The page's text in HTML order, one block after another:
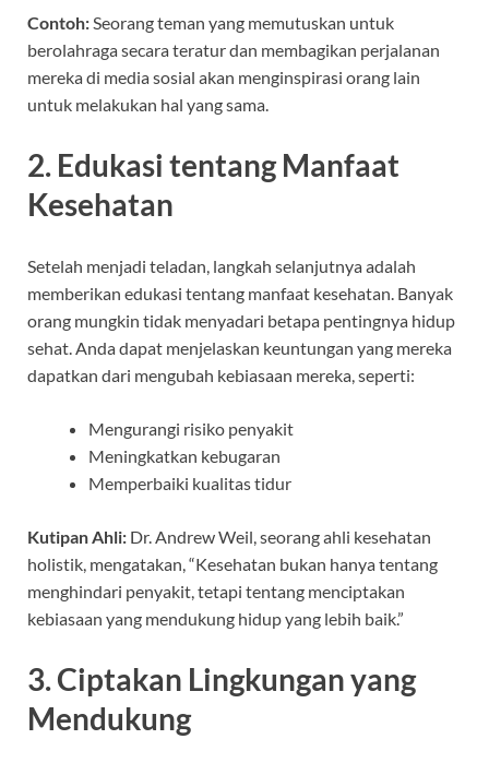
Contoh:Seorang teman yang memutuskan untuk
berolahraga secara teratur dan membagikan perjalanan
mereka di media sosial akan menginspirasi orang lain
untuk melakukan hal yang sama.
2. Edukasi tentang Manfaat
Kesehatan
Setelah menjadi teladan, langkah selanjutnya adalah
memberikan edukasi tentang manfaat kesehatan. Banyak
orang mungkin tidak menyadari betapa pentingnya hidup
sehat. Anda dapat menjelaskan keuntungan yang mereka
dapatkan dari mengubah kebiasaan mereka, seperti:
Mengurangi risiko penyakit
Meningkatkan kebugaran
Memperbaiki kualitas tidur
Kutipan Ahli: Dr. Andrew Weil, seorang ahli kesehatan
holistik, mengatakan, “Kesehatan bukan hanya tentang
menghindari penyakit, tetapi tentang menciptakan
kebiasaan yang mendukung hidup yang lebih baik.”
3. Ciptakan Lingkungan yang
Mendukung